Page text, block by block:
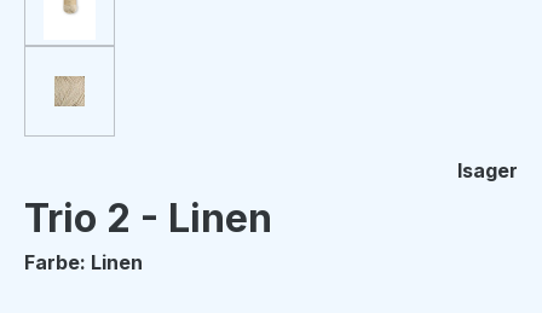
Isager
Trio 2 - Linen
Farbe: Linen